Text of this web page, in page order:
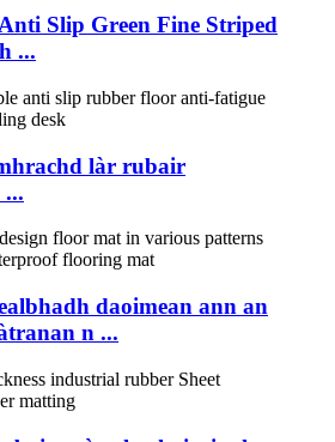
Slip Green Fine Striped
...
làr rubair
daoimean ann an
n ...